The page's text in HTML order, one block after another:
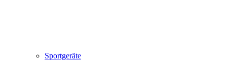
Sportgeräte